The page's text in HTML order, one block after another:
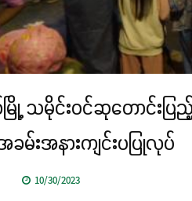
ြို့ သမိုင်းဝင်ဆုတောင်းပ
ခမ်းအနားကျင်းပပြုလုပ်
10/30/2023